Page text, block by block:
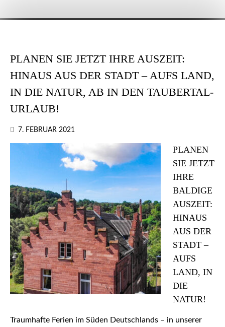
PLANEN SIE JETZT IHRE AUSZEIT:
HINAUS AUS DER STADT – AUFS LAND,
IN DIE NATUR, AB IN DEN TAUBERTAL-
URLAUB!
7. FEBRUAR 2021
PLANEN
SIE JETZT
IHRE
BALDIGE
AUSZEIT:
HINAUS
AUS DER
STADT –
AUFS
LAND, IN
DIE
NATUR!
Traumhafte Ferien im Süden Deutschlands – in unserer